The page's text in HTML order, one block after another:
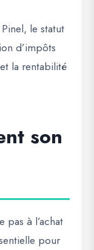
le statut
d’impôts
la rentabilité
son
pas à l’achat
pour